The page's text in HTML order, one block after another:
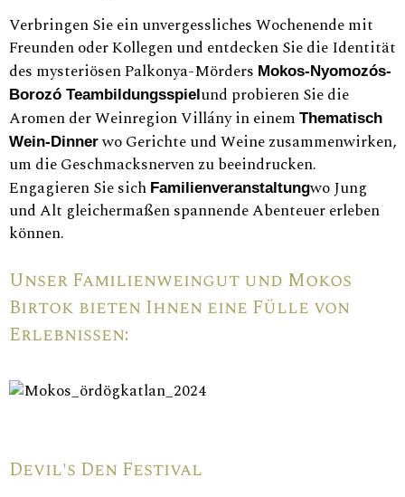
Verbringen Sie ein unvergessliches Wochenende mit
Freunden oder Kollegen und entdecken Sie die Identität
des mysteriösen Palkonya-Mörders Mokos-Nyomozós-
Borozó Teambildungsspielund probieren Sie die
Aromen der Weinregion Villány in einem Thematisch
Wein-Dinnerwo Gerichte und Weine zusammenwirken,
um die Geschmacksnerven zu beeindrucken.
Engagieren Sie sich Familienveranstaltungwo Jung
und Alt gleichermaßen spannende Abenteuer erleben
können.
Unser Familienweingut und Mokos
Birtok bieten Ihnen eine Fülle von
Erlebnissen:
Devil's Den Festival